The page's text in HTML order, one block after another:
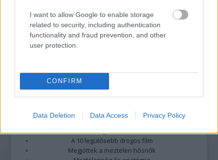
I want to allow Google to enable storage
related to security, including authentication
functionality and fraud prevention, and other
user protection.
CONFIRM
Data Deletion Data Access Privacy Policy
nem vállal, azokat nem ellenőrzi. Kifogás esetén forduljon a blog szerkesztőjéhez.
Részletek a Felhasználási feltételekben és az adatvédelmi tájékoztatóban
Megdöbbentő fotók a néptelen fővárosról
Top 10: ezek a legjobb szerelmes filmek
A 10 legütősebb drogos film
Megjöttek a meztelen hősnők